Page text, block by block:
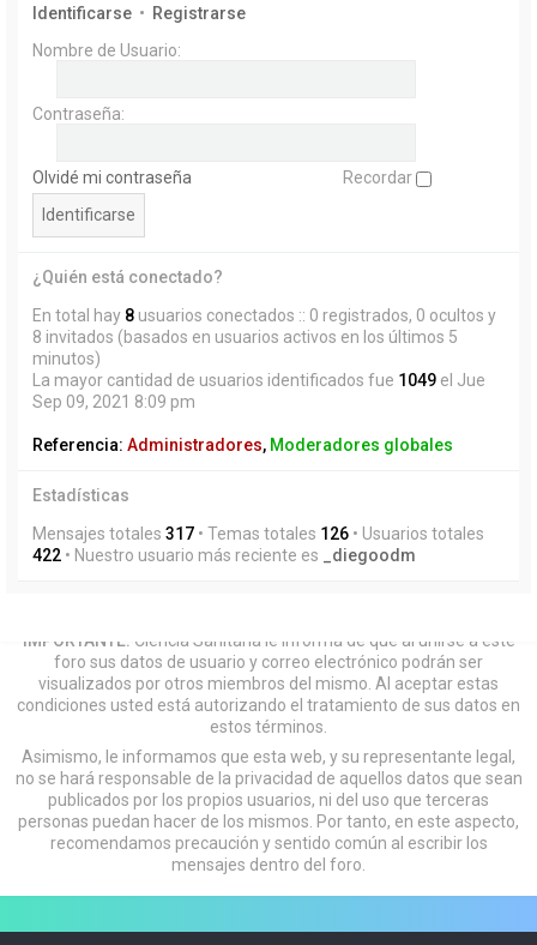
Identificarse • Registrarse
Nombre de Usuario:
Contraseña:
Olvidé mi contraseña Recordar
¿Quién está conectado?
En total hay 8 usuarios conectados :: 0 registrados, 0 ocultos y
8 invitados (basados en usuarios activos en los últimos 5
minutos)
La mayor cantidad de usuarios identificados fue 1049 el Jue
Sep 09, 2021 8:09 pm
Referencia: Administradores, Moderadores globales
Estadísticas
Mensajes totales 317 • Temas totales 126 • Usuarios totales
422 • Nuestro usuario más reciente es _diegoodm
IMPORTANTE: Ciencia Sanitaria le informa de que al unirse a este
foro sus datos de usuario y correo electrónico podrán ser
visualizados por otros miembros del mismo. Al aceptar estas
condiciones usted está autorizando el tratamiento de sus datos en
estos términos.
Asimismo, le informamos que esta web, y su representante legal,
no se hará responsable de la privacidad de aquellos datos que sean
publicados por los propios usuarios, ni del uso que terceras
personas puedan hacer de los mismos. Por tanto, en este aspecto,
recomendamos precaución y sentido común al escribir los
mensajes dentro del foro.